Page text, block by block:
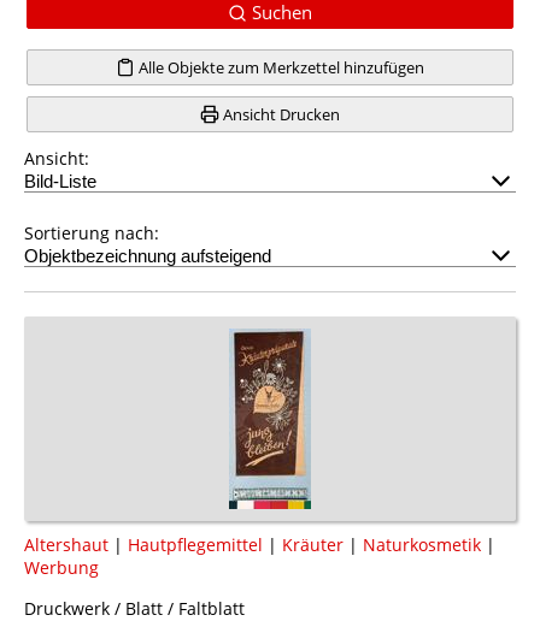
Suchen
Alle Objekte zum Merkzettel hinzufügen
Ansicht Drucken
Ansicht:
Sortierung nach:
Altershaut | Hautpflegemittel | Kräuter | Naturkosmetik |
Werbung
Druckwerk / Blatt / Faltblatt